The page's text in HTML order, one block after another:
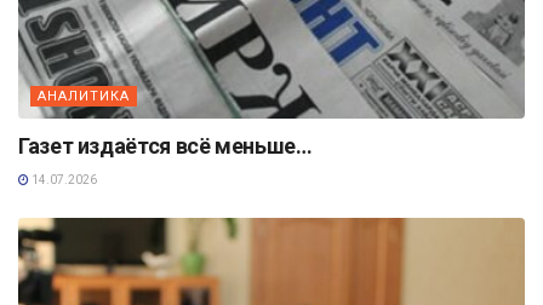
АНАЛИТИКА
Газет издаётся всё меньше…
14.07.2026